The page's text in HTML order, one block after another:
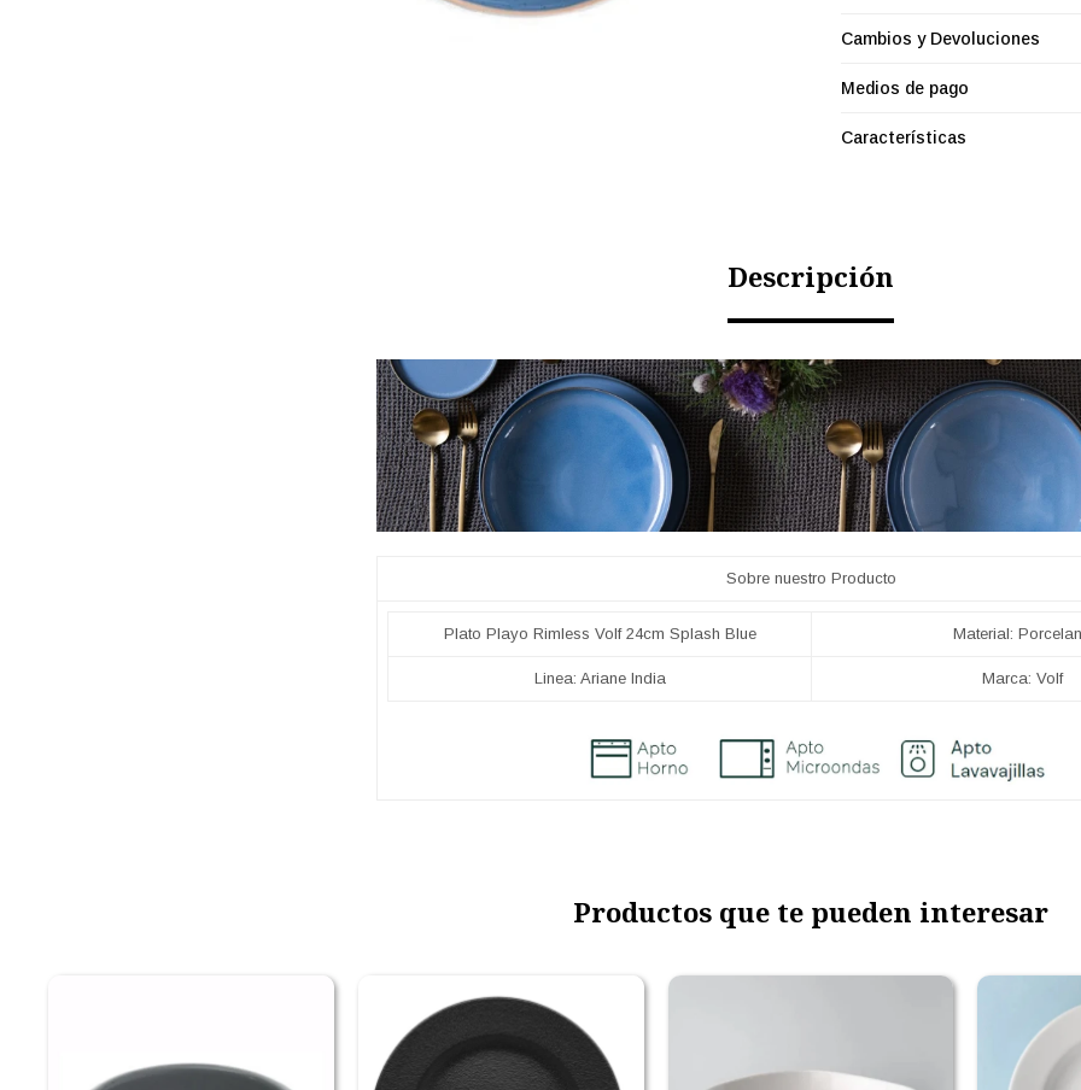
Cambios y Devoluciones
Medios de pago
Características
Descripción
Sobre nuestro Producto
Plato Playo Rimless Volf 24cm Splash Blue Material:
Linea: Ariane India Marca: Volf
Productos que te pueden interesar